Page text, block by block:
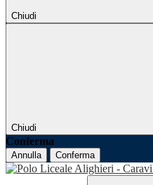
Chiudi
Chiudi
Conferma
Annulla Conferma